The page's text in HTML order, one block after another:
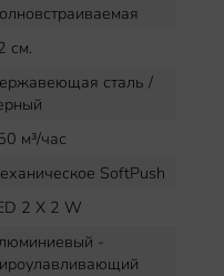
см.
сталь /
м³/час
SoftPush
2 Х 2 W
-